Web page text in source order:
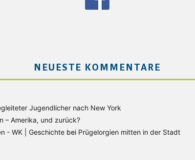
NEUESTE KOMMENTARE
Jugendlicher nach New York
– Amerika, und zurück?
- WK | Geschichte bei Prügelorgien mitten in der Stadt